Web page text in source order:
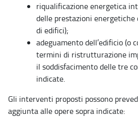
riqualificazione energetica
delle prestazioni energetiche
di edifici);
adeguamento dell’edificio (o
termini di ristrutturazione
il soddisfacimento delle tre
indicate.
Gli interventi proposti possono
aggiunta alle opere sopra indicate: